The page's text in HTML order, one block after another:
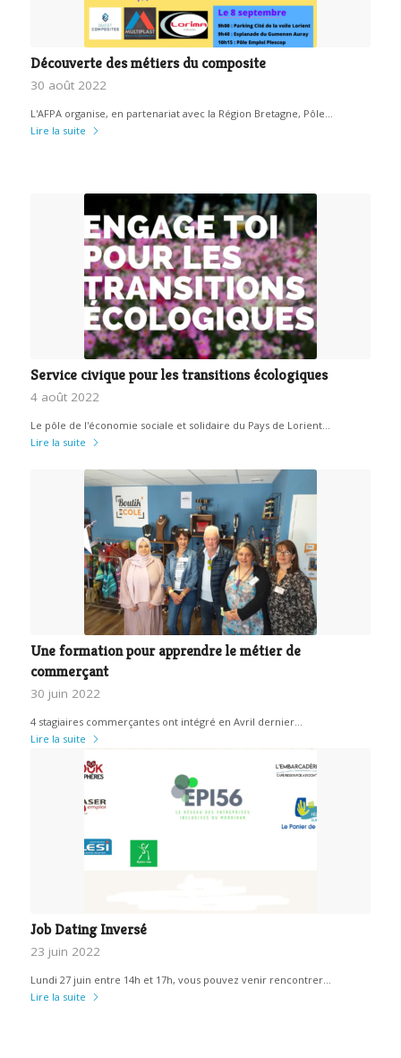
Découverte des métiers du composite
30 août 2022
L'AFPA organise, en partenariat avec la Région Bretagne, Pôle…
Lire la suite
Service civique pour les transitions écologiques
4 août 2022
Le pôle de l'économie sociale et solidaire du Pays de Lorient…
Lire la suite
Une formation pour apprendre le métier de
commerçant
30 juin 2022
4 stagiaires commerçantes ont intégré en Avril dernier…
Lire la suite
Job Dating Inversé
23 juin 2022
Lundi 27 juin entre 14h et 17h, vous pouvez venir rencontrer…
Lire la suite